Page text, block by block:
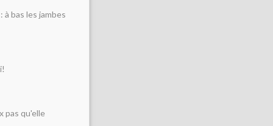
bas les jambes
pas qu'elle